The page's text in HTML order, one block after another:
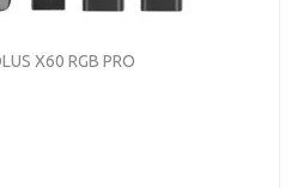
X60 RGB PRO